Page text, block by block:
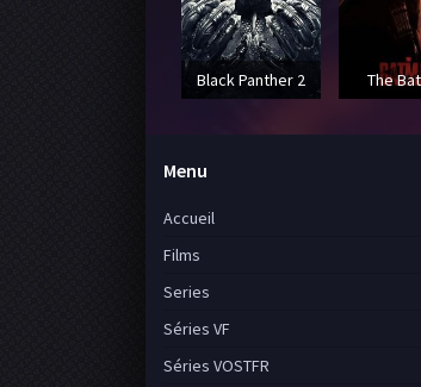
Menu
Accueil
Films
Series
Séries VF
Séries VOSTFR
Black Panther 2 The